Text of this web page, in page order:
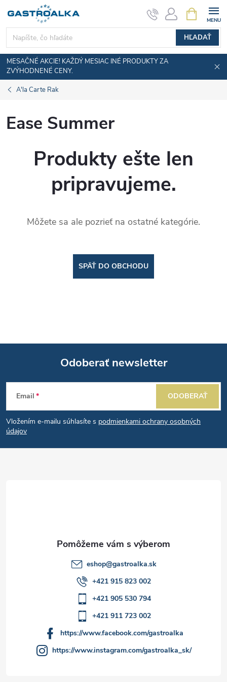
obsah
HĽADAŤ
KOŠÍK
MESAČNÉ AKCIE! KAŽDÝ MESIAC INÉ PRODUKTY ZA
ZVÝHODNENÉ CENY.
A'la Carte Rak
Ease Summer
Produkty ešte len
pripravujeme.
Môžete sa ale pozrieť na ostatné kategórie.
SPÄŤ DO OBCHODU
Z
á
p
Odoberať newsletter
Email
Vložením e-mailu súhlasíte s podmienkami ochrany osobných
údajov
ODOBERAŤ
eshop@gastroalka.sk
+421 915 823 002
+421 905 530 794
+421 911 723 002
https://www.facebook.com/gastroalka
https://www.instagram.com/gastroalka_sk/